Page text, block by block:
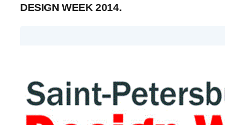
DESIGN WEEK 2014.